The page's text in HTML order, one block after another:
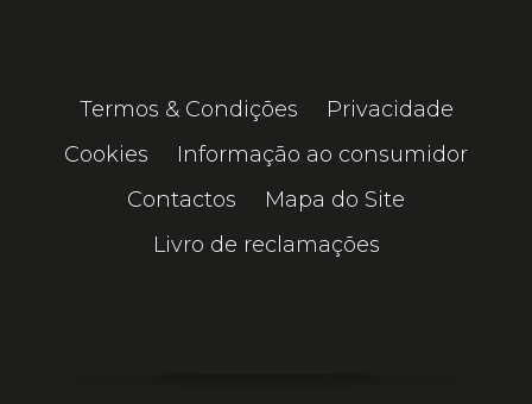
Termos & Condições
Privacidade
Cookies
Informação ao consumidor
Contactos
Mapa do Site
Livro de reclamações